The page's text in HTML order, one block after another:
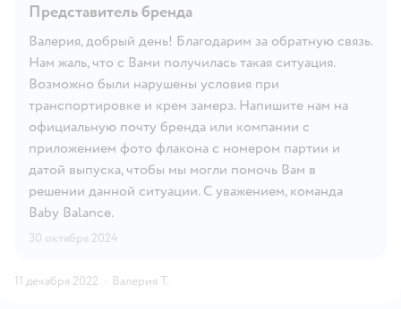
Представитель бренда
Валерия, добрый день! Благодарим за обратную связь.
Нам жаль, что с Вами получилась такая ситуация.
Возможно были нарушены условия при
транспортировке и крем замерз. Напишите нам на
официальную почту бренда или компании с
приложением фото флакона с номером партии и
датой выпуска, чтобы мы могли помочь Вам в
решении данной ситуации. С уважением, команда
Baby Balance.
30 октября 2024
11 декабря 2022 · Валерия Т.